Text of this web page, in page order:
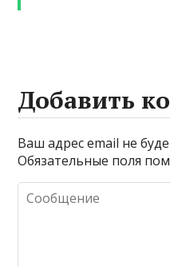
Добавить
Ваш адрес email не
Обязательные поля